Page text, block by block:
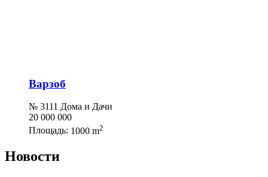
Варзоб
№ 3111 Дома и Дачи
20 000 000
Площадь: 1000 m2
Новости